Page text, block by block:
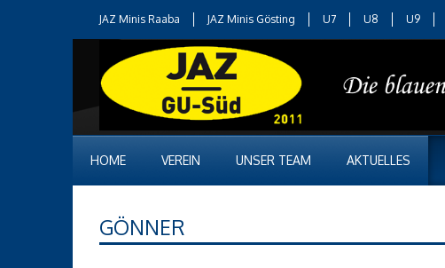
JAZ Minis Raaba JAZ Minis Gösting U7 U8 U9
HOME VEREIN UNSER TEAM AKTUELLES
GÖNNER